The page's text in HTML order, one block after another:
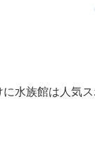
水族館は人気